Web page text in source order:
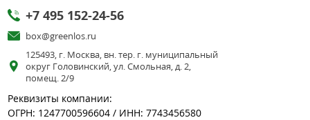
+7 495 152-24-56
box@greenlos.ru
125493, г. Москва, вн. тер. г. муниципальный
округ Головинский, ул. Смольная, д. 2,
помещ. 2/9
Реквизиты компании:
ОГРН: 1247700596604 / ИНН: 7743456580